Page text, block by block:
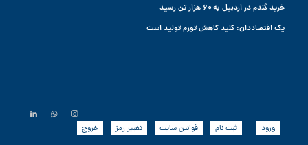
خرید گندم در اردبیل به ۶۰ هزار تن رسید
یک اقتصاددان: کلید کاهش تورم تولید است
ورود ثبت نام قوانین سایت تغییر رمز خروج